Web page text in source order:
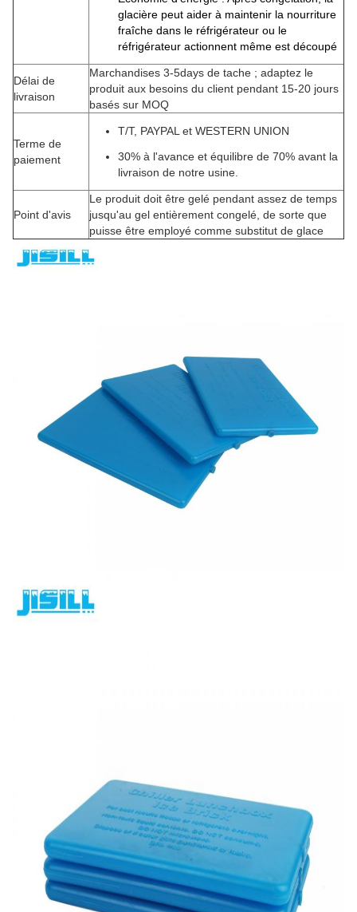
glacière peut aider à maintenir la nourriture
fraîche dans le réfrigérateur ou le
réfrigérateur actionnent même est découpé
Délai de
livraison
Marchandises 3-5days de tache ; adaptez le
produit aux besoins du client pendant 15-20 jours
basés sur MOQ
Terme de
paiement
T/T, PAYPAL et WESTERN UNION
30% à l'avance et équilibre de 70% avant la
livraison de notre usine.
Point d'avis
Le produit doit être gelé pendant assez de temps
jusqu'au gel entièrement congelé, de sorte que
puisse être employé comme substitut de glace